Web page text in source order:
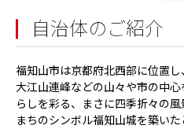
自治体のご紹介
福知山市は京都府北西部に位置
大江山連峰などの山々や市の中
らしを彩る、まさに四季折々の風
まちのシンボル福知山城を築い